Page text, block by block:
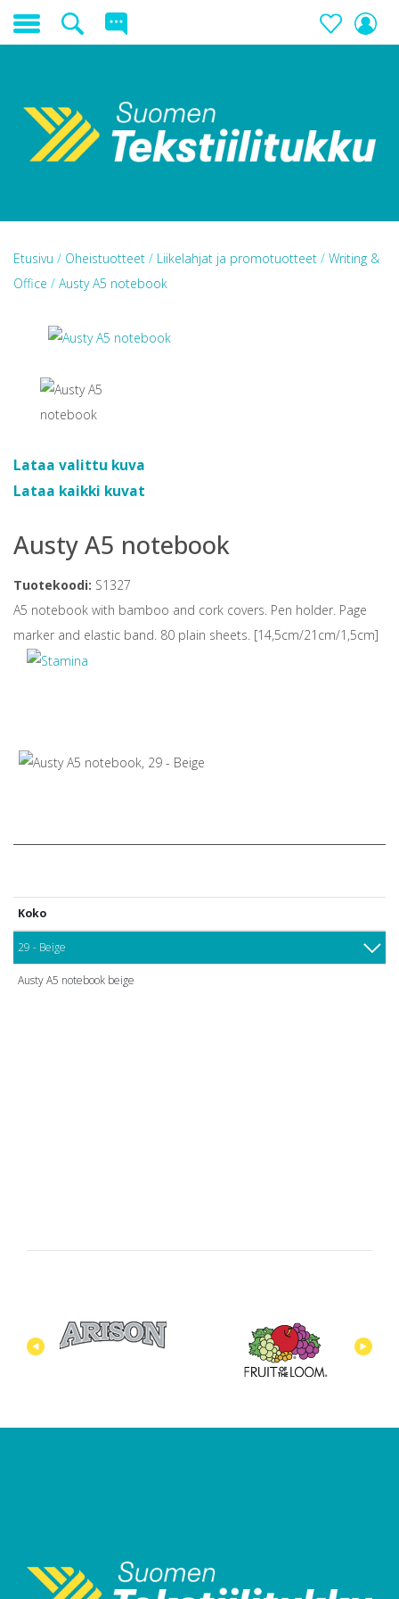
Etusivu / Oheistuotteet / Liikelahjat ja promotuotteet / Writing &
Office / Austy A5 notebook
Lataa valittu kuva
Lataa kaikki kuvat
Austy A5 notebook
Tuotekoodi: S1327
A5 notebook with bamboo and cork covers. Pen holder. Page
marker and elastic band. 80 plain sheets. [14,5cm/21cm/1,5cm]
Koko
29 - Beige
Austy A5 notebook beige